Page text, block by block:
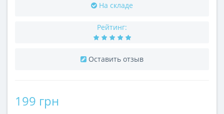
На складе
Рейтинг:
Оставить отзыв
199 грн